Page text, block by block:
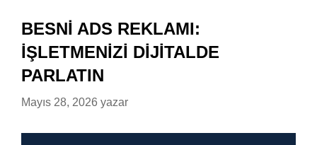
BESNI ADS REKLAMI:
İŞLETMENIZI DIJITALDE
PARLATIN
Mayıs 28, 2026 yazar